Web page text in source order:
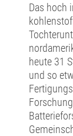
Das hoch
heute 31
und so